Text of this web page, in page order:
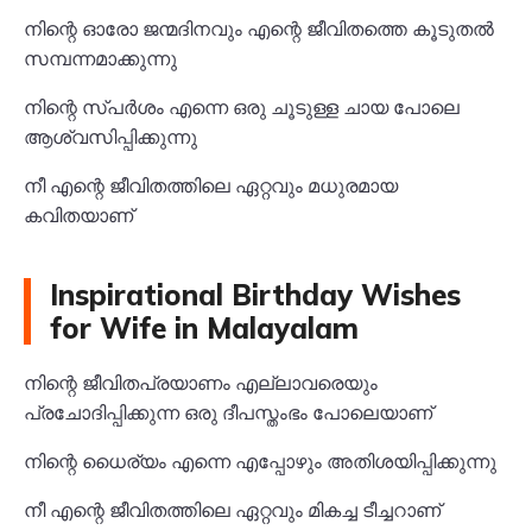
നിന്റെ ഓരോ ജന്മദിനവും എന്റെ ജീവിതത്തെ കൂടുതൽ
സമ്പന്നമാക്കുന്നു
നിന്റെ സ്പർശം എന്നെ ഒരു ചൂടുള്ള ചായ പോലെ
ആശ്വസിപ്പിക്കുന്നു
നീ എന്റെ ജീവിതത്തിലെ ഏറ്റവും മധുരമായ
കവിതയാണ്
Inspirational Birthday Wishes
for Wife in Malayalam
നിന്റെ ജീവിതപ്രയാണം എല്ലാവരെയും
പ്രചോദിപ്പിക്കുന്ന ഒരു ദീപസ്തംഭം പോലെയാണ്
നിന്റെ ധൈര്യം എന്നെ എപ്പോഴും അതിശയിപ്പിക്കുന്നു
നീ എന്റെ ജീവിതത്തിലെ ഏറ്റവും മികച്ച ടീച്ചറാണ്